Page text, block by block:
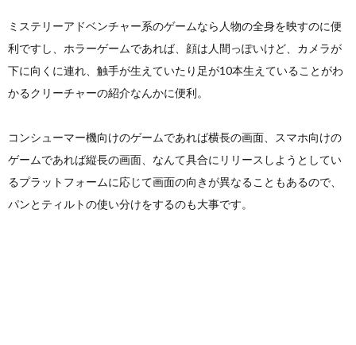
ミステリーアドベンチャー系のゲームなら人物の全身を映すのに便
利ですし、ホラーゲームであれば、顔は人間っぽいけど、カメラが
下に向くに連れ、触手が生えていたり足が10本生えていることがわ
かるクリーチャーの紹介なんかに便利。
コンシューマー機向けのゲームであれば横長の画面、スマホ向けの
ゲームであれば縦長の画面、なんて具合にリリースしようとしてい
るプラットフォームに応じて画面の向きが異なることもあるので、
パンとティルトの使い分けをするのも大事です。